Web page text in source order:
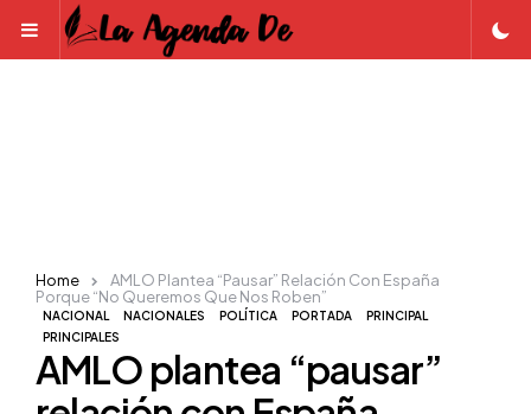
Menu
NACIONAL NACIONALES POLÍTICA PORTADA
PRINCIPAL
PRINCIPALES
AMLO plantea “pausar”
Home
AMLO Plantea “pausar” Relación Con España
Porque “no Queremos Que Nos Roben”